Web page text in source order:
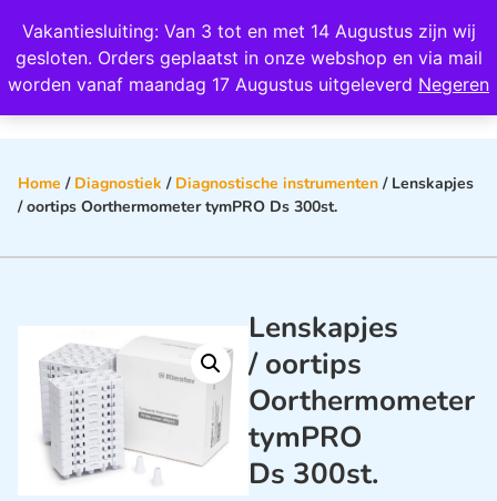
Vakantiesluiting: Van 3 tot en met 14 Augustus zijn wij
gesloten. Orders geplaatst in onze webshop en via mail
worden vanaf maandag 17 Augustus uitgeleverd Negeren
Wij scoren een 4,8 op Google
Home / Diagnostiek / Diagnostische instrumenten / Lenskapjes
/ oortips Oorthermometer tymPRO Ds 300st.
Lenskapjes
/ oortips
Oorthermometer
tymPRO
Ds 300st.